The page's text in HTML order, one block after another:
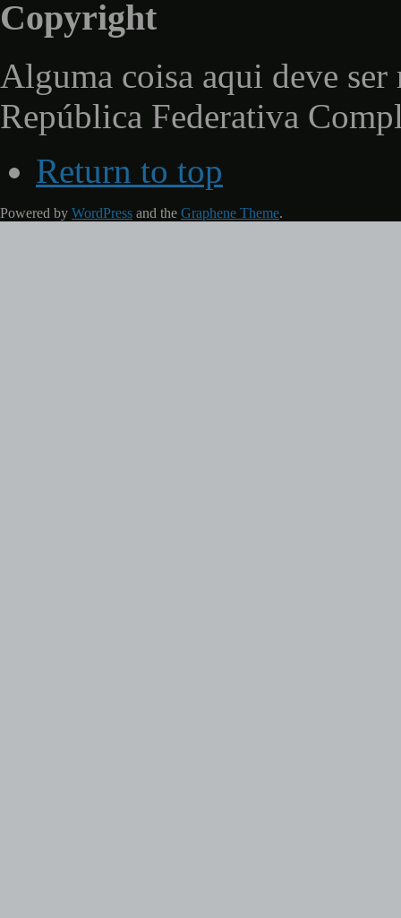
Copyright
Alguma coisa aqui deve ser
República Federativa
Return to top
Powered by WordPress and the Graphene Theme.